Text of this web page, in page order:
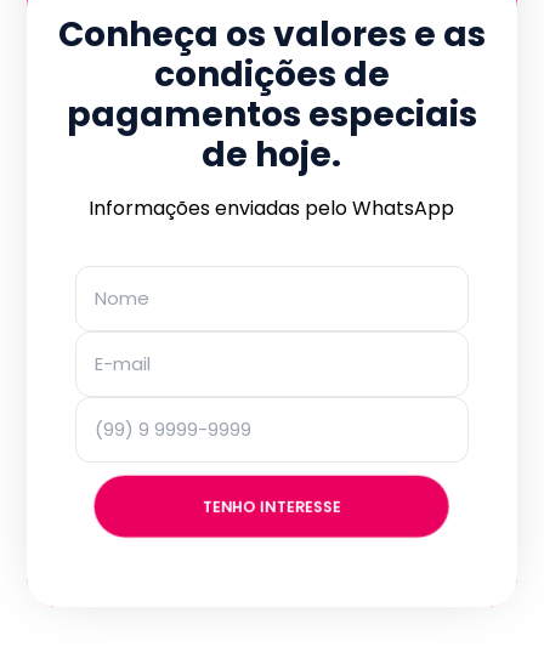
Conheça os valores e as
condições de
pagamentos especiais
de hoje.
Informações enviadas pelo WhatsApp
TENHO INTERESSE